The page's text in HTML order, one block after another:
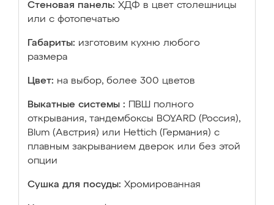
Стеновая панель: ХДФ в цвет столешницы
или с фотопечатью
Габариты: изготовим кухню любого
размера
Цвет: на выбор, более 300 цветов
Выкатные системы :
ПВШ полного
открывания, тандембоксы BOYARD (Россия),
Blum (Австрия) или Hettich (Германия) с
плавным закрыванием дверок или без этой
опции
Сушка для посуды: Хромированная